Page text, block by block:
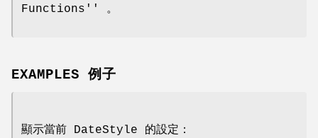
Functions'' 。
EXAMPLES 例子
顯示當前 DateStyle 的設定：